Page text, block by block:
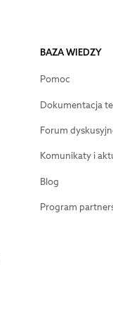
BAZA WIEDZY
Pomoc
Dokumentacja
Forum
Komunikaty i
Blog
Program